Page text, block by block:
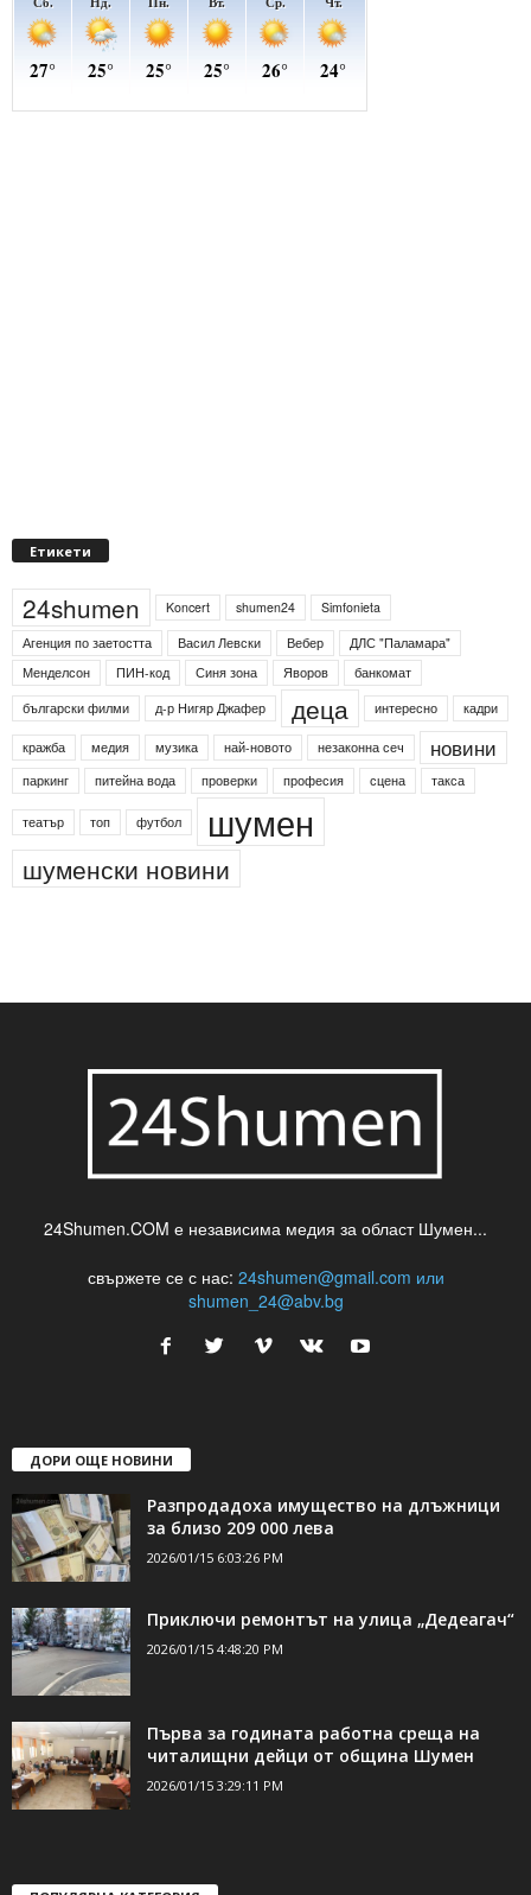
Етикети
24shumen Koncert shumen24
Simfonieta
Агенция по заетостта
Васил Левски Вебер
ДЛС "Паламара"
Менделсон
ПИН-код Синя зона Яворов
банкомат
български филми
д-р Нигяр Джафер деца интересно кадри
кражба медия музика най-новото незаконна сеч новини
паркинг питейна вода проверки професия сцена такса
театър топ футбол шумен
шуменски новини
24Shumen.COM е независима медия за област Шумен...
свържете се с нас: 24shumen@gmail.com или
shumen_24@abv.bg
ДОРИ ОЩЕ НОВИНИ
Разпродадоха имущество на длъжници
за близо 209 000 лева
2026/01/15 6:03:26 PM
Приключи ремонтът на улица „Дедеагач“
2026/01/15 4:48:20 PM
Първа за годината работна среща на
читалищни дейци от община Шумен
2026/01/15 3:29:11 PM